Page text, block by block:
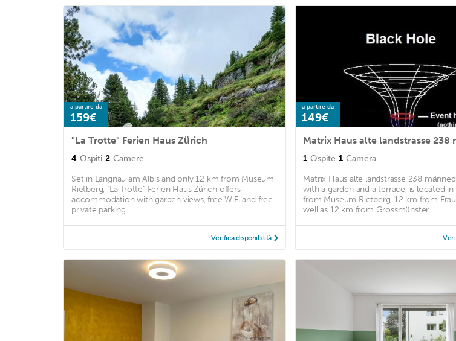
a partire da
159€
"La Trotte" Ferien Haus Zürich
4 Ospiti 2 Camere
Set in Langnau am Albis and only 12 km from Museum
Rietberg, "La Trotte" Ferien Haus Zürich offers
accommodation with garden views, free WiFi and free
private parking. ...
Verifica disponibilità
a partire da
149€
Matrix Haus alte landstrasse 238
1 Ospite 1 Camera
Matrix Haus alte landstrasse 238
with a garden and a terrace, is located in
from Museum Rietberg, 12 km from
well as 12 km from Grossmünster. ...